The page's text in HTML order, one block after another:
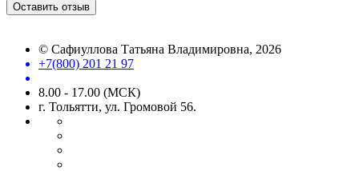
Оставить отзыв
© Сафиуллова Татьяна Владимировна, 2026
+7(800) 201 21 97
8.00 - 17.00 (МСК)
г. Тольятти, ул. Громовой 56.